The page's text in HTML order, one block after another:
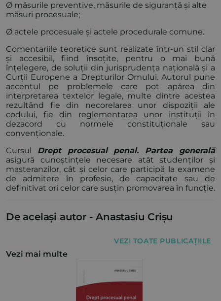
Ø măsurile preventive, măsurile de siguranță și alte
măsuri procesuale;
Ø actele procesuale și actele procedurale comune.
Comentariile teoretice sunt realizate într-un stil clar
și accesibil, fiind însoțite, pentru o mai bună
înțelegere, de soluții din jurisprudența națională și a
Curții Europene a Drepturilor Omului. Autorul pune
accentul pe problemele care pot apărea din
interpretarea textelor legale, multe dintre acestea
rezultând fie din necorelarea unor dispoziții ale
codului, fie din reglementarea unor instituții în
dezacord cu normele constituționale sau
convenționale.
Cursul Drept procesual penal. Partea generală
asigură cunoștințele necesare atât studenților și
masteranzilor, cât și celor care participă la examene
de admitere în profesie, de capacitate sau de
definitivat ori celor care susțin promovarea în funcție.
De același autor - Anastasiu Crișu
VEZI TOATE PUBLICAȚIILE
Vezi mai multe